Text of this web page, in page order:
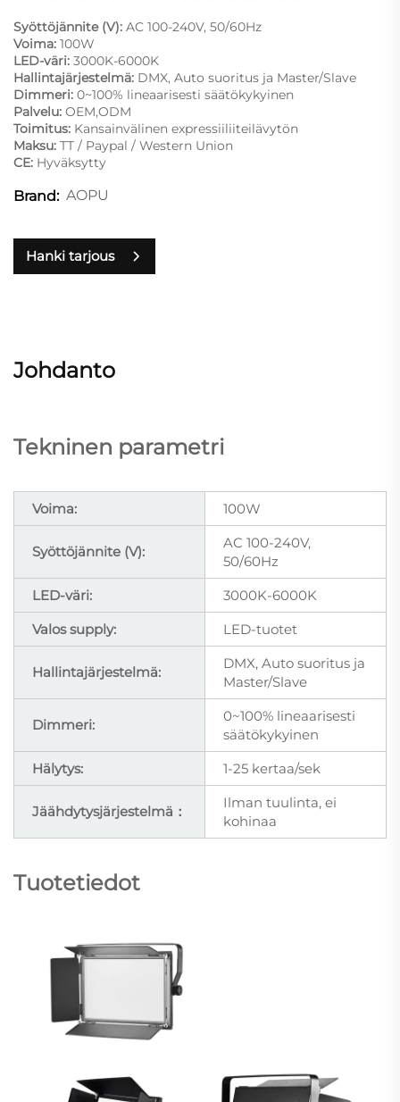
Syöttöjännite (V): AC 100-240V, 50/60Hz
Voima: 100W
LED-väri: 3000K-6000K
Hallintajärjestelmä: DMX, Auto suoritus ja Master/Slave
Dimmeri: 0~100% lineaarisesti säätökykyinen
Palvelu: OEM,ODM
Toimitus: Kansainvälinen expressiiliiteilävytön
Maksu: TT / Paypal / Western Union
CE: Hyväksytty
Brand: AOPU
Hanki tarjous
Johdanto
Tekninen parametri
Voima: 100W
Syöttöjännite (V):
AC 100-240V,
50/60Hz
LED-väri:
3000K-6000K
Valos supply:
LED-tuotet
Hallintajärjestelmä:
DMX, Auto suoritus ja
Master/Slave
Dimmeri:
0~100% lineaarisesti
säätökykyinen
Hälytys:
1-25 kertaa/sek
Jäähdytysjärjestelmä：
Ilman tuulinta, ei
kohinaa
Tuotetiedot